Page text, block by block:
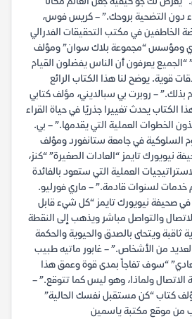
دون التضحية بروحك.” – كريس فوس،
الخاطفين في مكتب التحقيقات الفدرالي
ومؤسس “مجموعة بلاك سوان” ومؤلف
“الجميع يعرفون أن الناس يفضلون القيام
قوية. يوضح لنا هذا الكتاب الرائع
بذلك.” – روبرت بي سبالديني، مؤلف كتابي
الكتاب يحدث تغييرا جذريًا في حياة القراء
الخطوات العملية التي يقدمها.” – بي.
السلوكية في جامعة ستانفورد ومؤلف
نيويورك تايمز “العادات الصغيرة” “كنز،
العملية التي ستعود بالفائدة
خدمات لسنوات قادمة.” – ماري فورليو.
صحيفة نيويورك تايمز “كل شيء قابل
والتواصل مباشر ويذهب إلى النقطة
ثاقبة ويتحلى بالصدق والحيوية والحكمة
من الأشخاص.” – غابور ماتيه طبيب
“سوف تفاجاً بمدى قوة وعمق هذا
الاتصال ولماذا، وهو ليس كما تتوقع.” –
كتاب “كن مستقبل نفسك الحالية”
من موقع مكتبة ياسمين